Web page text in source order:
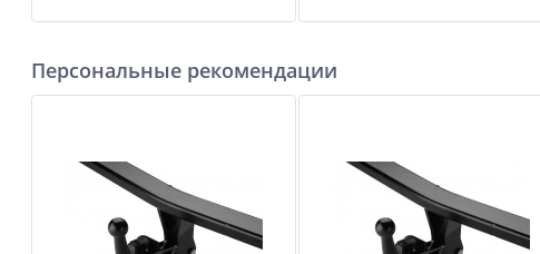
Персональные рекомендации